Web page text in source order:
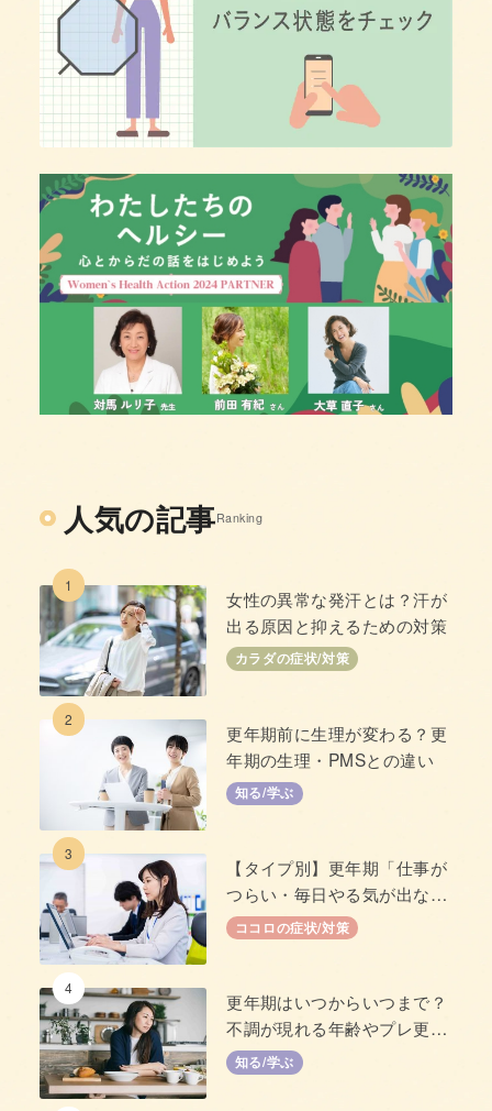
人気の記事Ranking
1
女性の異常な発汗とは？汗が
出る原因と抑えるための対策
カラダの症状/対策
2
更年期前に生理が変わる？更
年期の生理・PMSとの違い
知る/学ぶ
3
【タイプ別】更年期「仕事が
つらい・毎日やる気が出な
い」原因と対策
ココロの症状/対策
4
更年期はいつからいつまで？
不調が現れる年齢やプレ更年
期について
知る/学ぶ